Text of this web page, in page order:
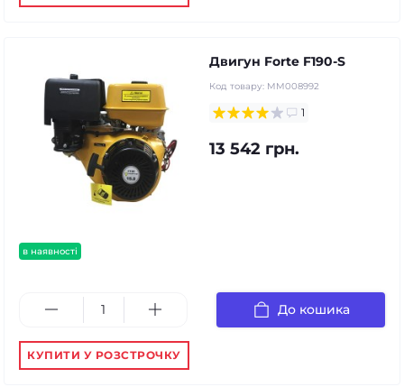
в наявності
Двигун Forte F190-S
Код товару: MM008992
1
13 542 грн.
До кошика
КУПИТИ У РОЗСТРОЧКУ